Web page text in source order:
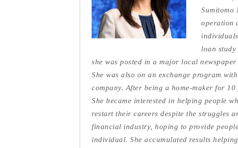
Sumitomo
operation
loan study
she was posted in a major local
She was also on an exchange program
company. After being a home-maker for
She became interested in helping people
restart their careers despite the struggles
financial industry, hoping to provide
individual. She accumulated results